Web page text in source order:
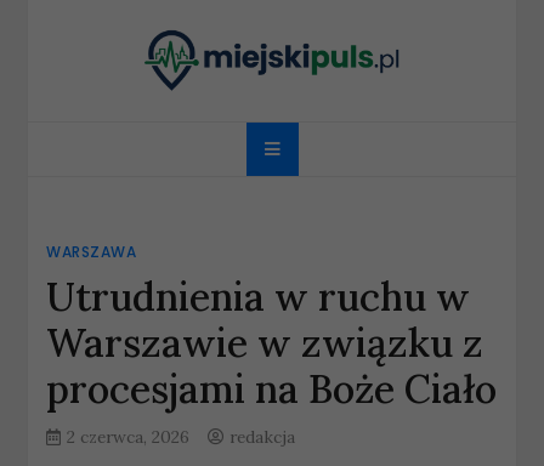
miejskipuls.pl
WARSZAWA
Utrudnienia w ruchu w
Warszawie w związku z
procesjami na Boże Ciało
2 czerwca, 2026 redakcja